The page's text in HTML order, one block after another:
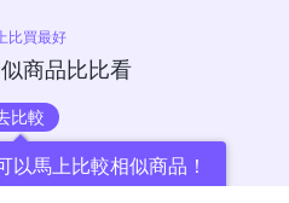
比買最好
商品比比看
比較
以馬上比較相似商品！